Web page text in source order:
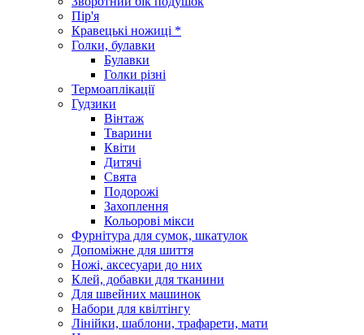
Пір'я
Кравецькі ножиці *
Голки, булавки
Булавки
Голки різні
Термоаплікації
Гудзики
Вінтаж
Тварини
Квіти
Дитячі
Свята
Подорожі
Захоплення
Кольорові мікси
Фурнітура для сумок, шкатулок
Допоміжне для шиття
Ножі, аксесуари до них
Клей, добавки для тканини
Для швейних машинок
Набори для квілтінгу
Лінійки, шаблони, трафарети, мати